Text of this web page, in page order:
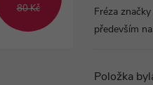
80 Kč
Fréza
především
Položka